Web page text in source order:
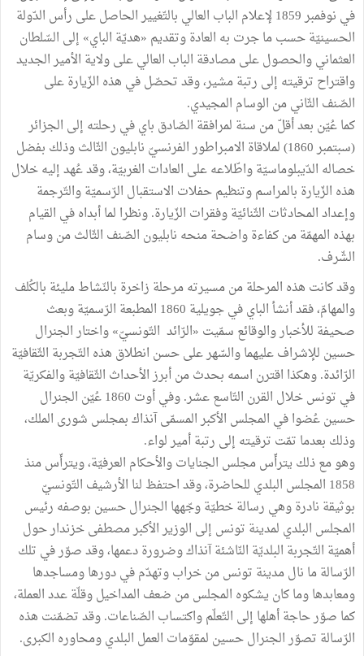
في نوفمبر 1859 لإعلام الباب العالي بالتّغيير الحاصل على رأس الدّولة
الحسينيّة حسب ما جرت به العادة وتقديم «هديّة الباي» إلى السّلطان
العثماني والحصول على مصادقة الباب العالي على ولاية الأمير الجديد
واقتراح ترقيته إلى رتبة مشير، وقد تحصّل في هذه الزّيارة على
الصّنف الثّاني من الوسام المجيدي.
كما عُيّن بعد أقلّ من سنة لمرافقة الصّادق باي في رحلته إلى الجزائر
(سبتمبر 1860) لملاقاة الامبراطور الفرنسيّ نابليون الثّالث وذلك بفضل
خصاله الدّيبلوماسيّة واطّلاعه على العادات الغربيّة، وقد عُهد إليه خلال
هذه الزّيارة بالمراسم وتنظيم حفلات الاستقبال الرّسميّة والتّرجمة
وإعداد المحادثات الثّنائيّة وفقرات الزّيارة. ونظرا لما أبداه في القيام
بهذه المهمّة من كفاءة واضحة منحه نابليون الصّنف الثّالث من وسام
الشّرف.
وقد كانت هذه المرحلة من مسيرته مرحلة زاخرة بالنّشاط مليئة بالكُلف
والمهامّ، فقد أنشأ الباي في جويلية 1860 المطبعة الرّسميّة وبعث
صحيفة للأخبار والوقائع سمّيت «الرّائد التّونسيّ» واختار الجنرال
حسين للإشراف عليهما والسّهر على حسن انطلاق هذه التّجربة الثّقافيّة
الرّائدة. وهكذا اقترن اسمه بحدث من أبرز الأحداث الثّقافيّة والفكريّة
في تونس خلال القرن التّاسع عشر. وفي أوت 1860 عُيّن الجنرال
حسين عُضوا في المجلس الأكبر المسمّى آنذاك بمجلس شورى الملك،
وذلك بعدما تمّت ترقيته إلى رتبة أمير لواء.
وهو مع ذلك يترأّس مجلس الجنايات والأحكام العرفيّة، ويترأّس منذ
1858 المجلس البلدي للحاضرة، وقد احتفظ لنا الأرشيف التّونسيّ
بوثيقة نادرة وهي رسالة خطيّة وجّهها الجنرال حسين بوصفه رئيس
المجلس البلدي لمدينة تونس إلى الوزير الأكبر مصطفى خزندار حول
أهميّة التّجربة البلديّة النّاشئة آنذاك وضرورة دعمها، وقد صوّر في تلك
الرّسالة ما نال مدينة تونس من خراب وتهدّم في دورها ومساجدها
ومعابدها وما كان يشكوه المجلس من ضعف المداخيل وقلّة عدد العملة،
كما صوّر حاجة أهلها إلى التّعلّم واكتساب الصّناعات. وقد تضمّنت هذه
الرّسالة تصوّر الجنرال حسين لمقوّمات العمل البلدي ومحاوره الكبرى.